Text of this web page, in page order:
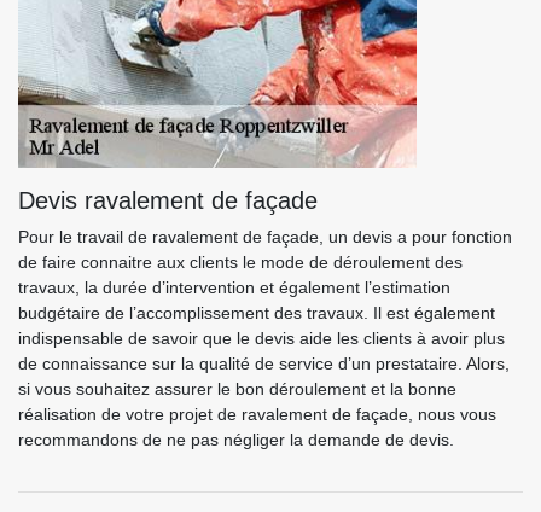
Devis ravalement de façade
Pour le travail de ravalement de façade, un devis a pour fonction
de faire connaitre aux clients le mode de déroulement des
travaux, la durée d’intervention et également l’estimation
budgétaire de l’accomplissement des travaux. Il est également
indispensable de savoir que le devis aide les clients à avoir plus
de connaissance sur la qualité de service d’un prestataire. Alors,
si vous souhaitez assurer le bon déroulement et la bonne
réalisation de votre projet de ravalement de façade, nous vous
recommandons de ne pas négliger la demande de devis.